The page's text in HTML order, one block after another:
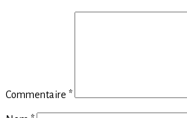
Commentaire *